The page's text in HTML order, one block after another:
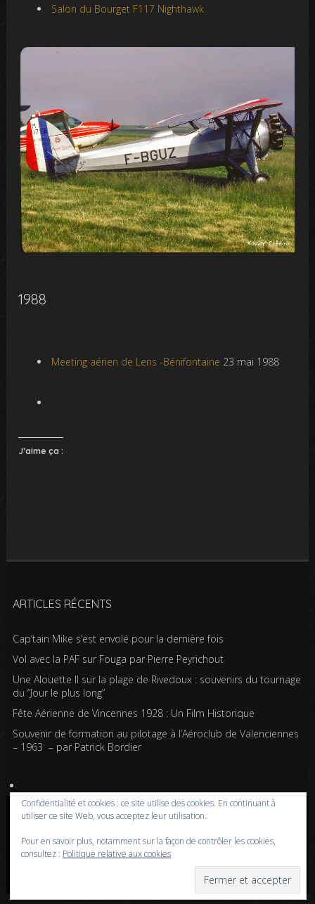
Salon du Bourget F117 Nighthawk
1988
Meeting aérien de Lens -Bénifontaine 23 mai 1988
J’aime ça :
ARTICLES RÉCENTS
Cap’tain Mike s’est envolé pour la dernière fois
Vol avec la PAF sur Fouga par Pierre Peyrichout
Une Alouette II sur la plage de Rivedoux : souvenirs du tournage
du “Jour le plus long”
Fête Aérienne de Vincennes 1928 : Un Film Historique
Souvenir de formation au pilotage à l’Aéroclub de Valenciennes
– 1963 – par Patrick Bordier
Copyright © 2020-2026 Passion pour l'aviation | Powered by WordPress | Design by
Accueil Blog Albums photos Histoires de l’aviation
Confidentialité et cookies : ce site utilise des cookies. En continuant à
utiliser ce site Web, vous acceptez leur utilisation.
Pour en savoir plus, notamment sur la façon de contrôler les cookies,
consultez : Politique relative aux cookies